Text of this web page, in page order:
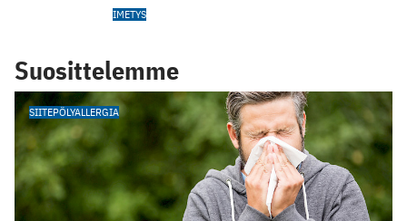
IMETYS
Suosittelemme
SIITEPÖLYALLERGIA